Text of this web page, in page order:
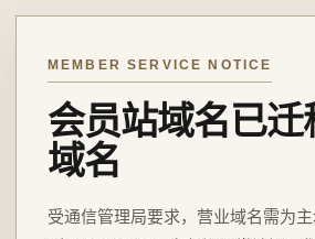
MEMBER SERVICE NOTICE
会员站域名已迁
域名
受通信管理局要求，营业域名需为